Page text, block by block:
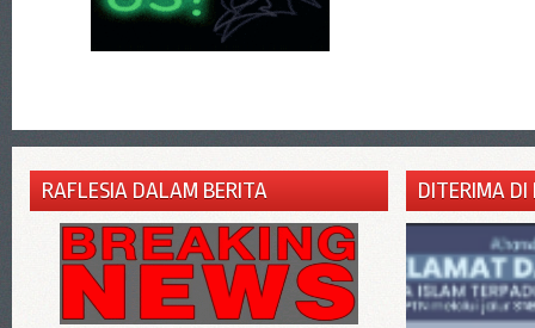
RAFLESIA DALAM BERITA DITERIMA